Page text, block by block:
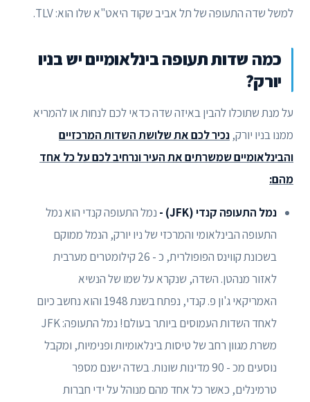
למשל שדה התעופה של תל אביב שקוד היאט"א שלו הוא: TLV.
כמה שדות תעופה בינלאומיים יש בניו
יורק?
על מנת שתוכלו להבין באיזה שדה כדאי לכם לנחות או להמריא
ממנו בניו יורק, נכיר לכם את שלושת השדות המרכזיים
והבינלאומיים שמשרתים את העיר ונרחיב לכם על כל אחד
מהם:
נמל התעופה קנדי (JFK) -
נמל התעופה קנדי הוא נמל
התעופה הבינלאומי והמרכזי של ניו יורק, הנמל ממוקם
בשכונת קווינס הפופולרית, כ - 26 קילומטרים מערבית
לאזור מנהטן. השדה, שנקרא על שמו של הנשיא
האמריקאי ג'ון פ. קנדי, נפתח בשנת 1948 והוא נחשב כיום
לאחד השדות העמוסים ביותר בעולם! נמל התעופה: JFK
משרת מגוון רחב של טיסות בינלאומיות ופנימיות, ומקבל
נוסעים מכ - 90 מדינות שונות. בשדה ישנם מספר
טרמינלים, כאשר כל אחד מהם מנוהל על ידי חברות